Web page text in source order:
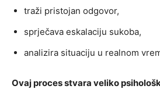
traži pristojan odgovor,
sprječava eskalaciju sukoba,
analizira situaciju u realnom
Ovaj proces stvara veliko